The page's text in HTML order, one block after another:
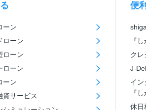
ーン
ローン
ローン
ローン
ーン
資サービス
便
『
クレ
J-
イン
『
休日